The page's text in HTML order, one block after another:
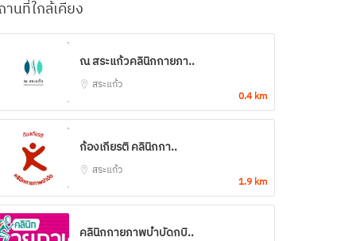
านที่ใกล้เคียง
ณ สระแก้วคลินิกกายภา..
สระแก้ว
0.4 km
ก้องเกียรติ คลินิกกา..
สระแก้ว
1.9 km
คลินิกกายภาพบำบัดกบิ..